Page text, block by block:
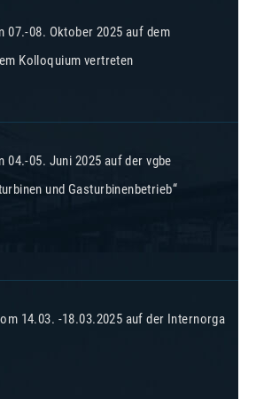
07.-08. Oktober 2025 auf dem
Kolloquium vertreten
04.-05. Juni 2025 auf der vgbe
und Gasturbinenbetrieb“
14.03. -18.03.2025 auf der Internorga